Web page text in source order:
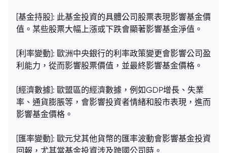
[基金持股]: 此基金投資的具體公司股票表現影響基金價
值。某些股票大幅上漲或下跌會顯著影響基金淨值。
[利率變動]: 歐洲中央銀行的利率政策變更會影響公司盈
利能力，從而影響股票價值，並最終影響基金價格。
[經濟數據]: 歐盟區的經濟數據，例如GDP增長、失業
率、通貨膨脹等，會影響投資者情緒和股市表現，進而
影響基金價格。
[匯率變動]: 歐元兌其他貨幣的匯率波動會影響基金投資
回報，尤其當基金投資涉及跨國公司時。